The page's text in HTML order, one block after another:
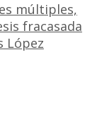
múltiples,
fracasada
López